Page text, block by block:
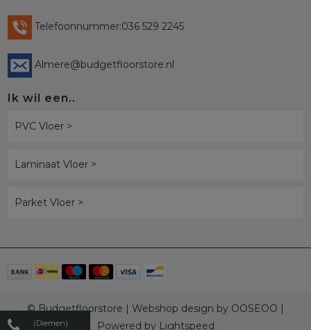
(Diemen)
Telefoonnummer:036 529 2245
Almere@budgetfloorstore.nl
Ik wil een..
PVC Vloer >
Laminaat Vloer >
Parket Vloer >
© Budgetfloorstore | Webshop design by OOSEOO |
Powered by Lightspeed